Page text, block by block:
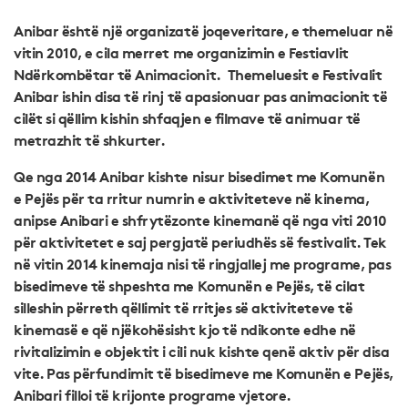
Anibar është një organizatë joqeveritare, e themeluar në
vitin 2010, e cila merret me organizimin e Festiavlit
Ndërkombëtar të Animacionit. Themeluesit e Festivalit
Anibar ishin disa të rinj të apasionuar pas animacionit të
cilët si qëllim kishin shfaqjen e filmave të animuar të
metrazhit të shkurter.
Qe nga 2014 Anibar kishte nisur bisedimet me Komunën
e Pejës për ta rritur numrin e aktiviteteve në kinema,
anipse Anibari e shfrytëzonte kinemanë që nga viti 2010
për aktivitetet e saj pergjatë periudhës së festivalit. Tek
në vitin 2014 kinemaja nisi të ringjallej me programe, pas
bisedimeve të shpeshta me Komunën e Pejës, të cilat
silleshin përreth qëllimit të rritjes së aktiviteteve të
kinemasë e që njëkohësisht kjo të ndikonte edhe në
rivitalizimin e objektit i cili nuk kishte qenë aktiv për disa
vite. Pas përfundimit të bisedimeve me Komunën e Pejës,
Anibari filloi të krijonte programe vjetore.